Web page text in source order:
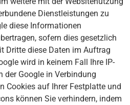
Dienstleistungen zu
diese Informationen
sofern dies gesetzlich
Dritte diese Daten im Auftrag
wird in keinem Fall Ihre IP-
der Google in Verbindung
Cookies auf Ihrer Festplatte und
können Sie verhindern, indem